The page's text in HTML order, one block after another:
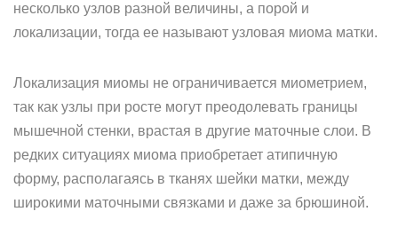
несколько узлов разной величины, а порой и
локализации, тогда ее называют узловая миома матки.
Локализация миомы не ограничивается миометрием,
так как узлы при росте могут преодолевать границы
мышечной стенки, врастая в другие маточные слои. В
редких ситуациях миома приобретает атипичную
форму, располагаясь в тканях шейки матки, между
широкими маточными связками и даже за брюшиной.